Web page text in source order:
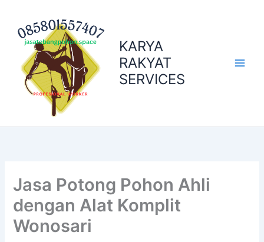
content
KARYA
RAKYAT
SERVICES
Jasa Potong Pohon Ahli
dengan Alat Komplit
Wonosari